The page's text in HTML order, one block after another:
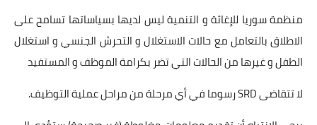
منظمة سوريا للإغاثة و التنمية ليس لديها بسياساتها تسامح على
الاطلاق بالتعامل مع حالات الاستغلال و التحرش الجنسي و استغلال
الطفل و غيرها من الحالات التي تضر بكرامة الموظف و المستفيد
لا تتقاضى SRD رسوما في أي مرحلة من مراحل عملية التوظيف.